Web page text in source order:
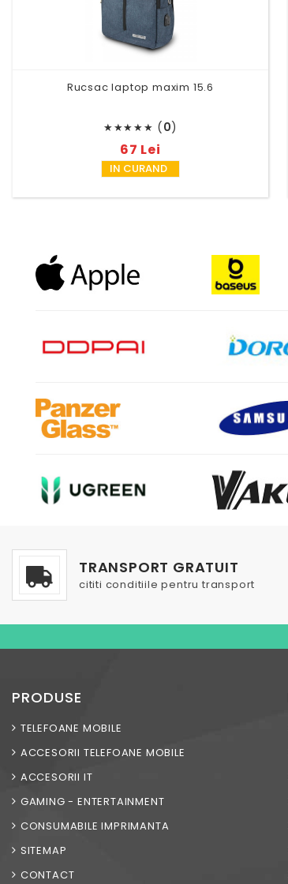
Rucsac laptop maxim 15.6
★★★★★ (0)
67 Lei
IN CURAND
TRANSPORT GRATUIT
cititi conditiile pentru transport
PRODUSE
TELEFOANE MOBILE
ACCESORII TELEFOANE MOBILE
ACCESORII IT
GAMING - ENTERTAINMENT
CONSUMABILE IMPRIMANTA
SITEMAP
CONTACT